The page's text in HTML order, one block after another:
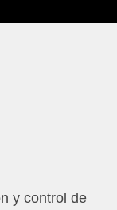
y control de